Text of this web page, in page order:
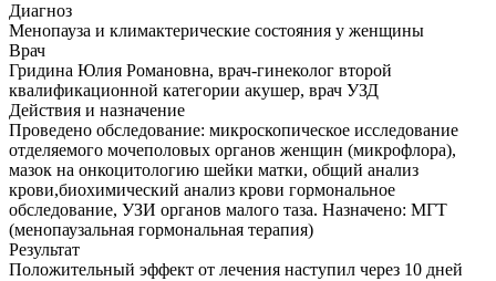
Диагноз
Менопауза и климактерические состояния у женщины
Врач
Гридина Юлия Романовна, врач-гинеколог второй
квалификационной категории акушер, врач УЗД
Действия и назначение
Проведено обследование: микроскопическое исследование
отделяемого мочеполовых органов женщин (микрофлора),
мазок на онкоцитологию шейки матки, общий анализ
крови,биохимический анализ крови гормональное
обследование, УЗИ органов малого таза. Назначено: МГТ
(менопаузальная гормональная терапия)
Результат
Положительный эффект от лечения наступил через 10 дней